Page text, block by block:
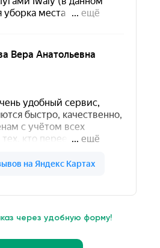
через удобную форму!